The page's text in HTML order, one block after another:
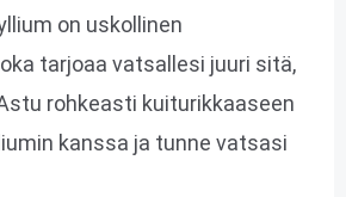
on uskollinen
tarjoaa vatsallesi juuri sitä,
rohkeasti kuiturikkaaseen
kanssa ja tunne vatsasi